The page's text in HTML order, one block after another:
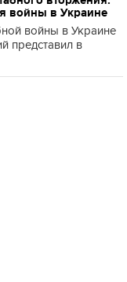
войны в Украине
войны в Украине
представил в